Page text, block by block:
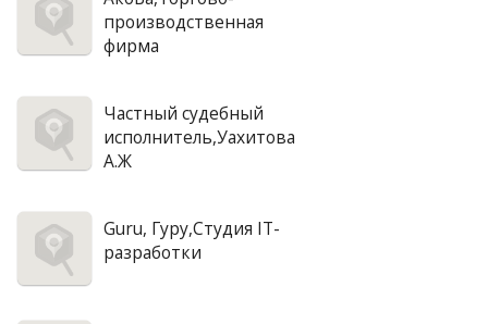
производственная
фирма
Частный судебный
исполнитель,Уахитова
А.Ж
Guru, Гуру,Студия IT-
разработки